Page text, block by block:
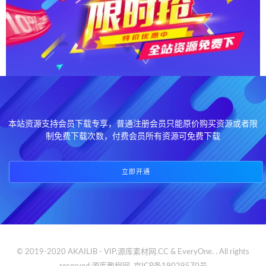
本站资源支持会员下载专享，普通注册会员只能原价购买资源或者限
制免费下载次数，付费会员所有资源可免费下载
立即开通
© 2019-2020 AKAILIB - VIP.源库素材网.CC & EveryOne. . All rights